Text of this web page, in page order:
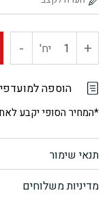
+ כמות
נסיכת
הנילוס
קפוא
יח' -
הוספה
*המחיר הסופי יקבע
תנאי שימור
מדיניות משלוחים